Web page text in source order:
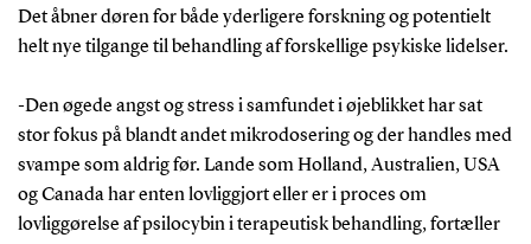
Psilocybin påvirker serotoninreceptorer i
ændre humør, perception og tænkning.
Det åbner døren for både yderligere forskning og potentielt
helt nye tilgange til behandling af forskellige psykiske lidelser.
-Den øgede angst og stress i samfundet i øjeblikket har sat
stor fokus på blandt andet mikrodosering og der handles med
svampe som aldrig før. Lande som Holland, Australien, USA
og Canada har enten lovliggjort eller er i proces om
lovliggørelse af psilocybin i terapeutisk behandling, fortæller